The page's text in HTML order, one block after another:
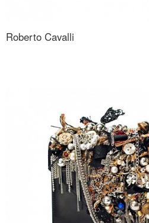
Roberto Cavalli